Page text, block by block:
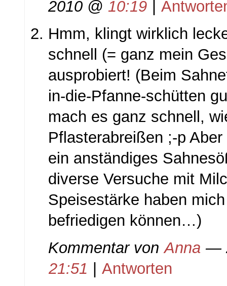
2010 @ 10:19
Hmm, klingt wirklich
schnell (= ganz mein
ausprobiert! (Beim
in-die-Pfanne-schütten
mach es ganz schnell,
Pflasterabreißen ;-p
ein anständiges
diverse Versuche mit
Speisestärke haben
befriedigen können…)
Kommentar vonAnna —
21:51
Antworten